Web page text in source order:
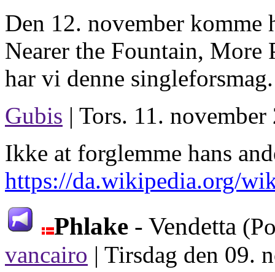
Den 12. november komme
Nearer the Fountain, More
har vi denne singleforsmag.
Gubis | Tors. 11.
Ikke at forglemme hans
https://da.wikipedia.org/
Phlake - Vendetta
vancairo | Tirsdag den 09.